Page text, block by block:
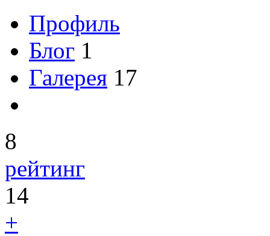
Профиль
Блог 1
Галерея 17
8
рейтинг
14
+